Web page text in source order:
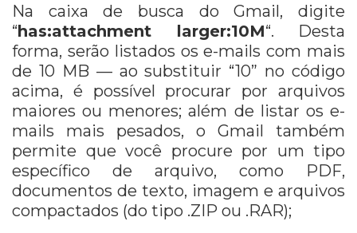
Na caixa de busca do Gmail, digite
“has:attachment larger:10M“. Desta
forma, serão listados os e-mails com mais
de 10 MB — ao substituir “10” no código
acima, é possível procurar por arquivos
maiores ou menores; além de listar os e-
mails mais pesados, o Gmail também
permite que você procure por um tipo
específico de arquivo, como PDF,
documentos de texto, imagem e arquivos
compactados (do tipo .ZIP ou .RAR);